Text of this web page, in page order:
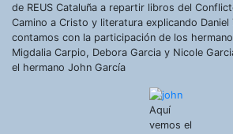
de REUS Cataluña a repartir libros del
Camino a Cristo y literatura explicando Daniel
contamos con la participación de los
Migdalia Carpio, Debora Garcia y Nicole
el hermano John García
Aquí
vemos el